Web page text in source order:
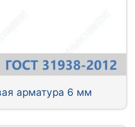
арматура 6 мм